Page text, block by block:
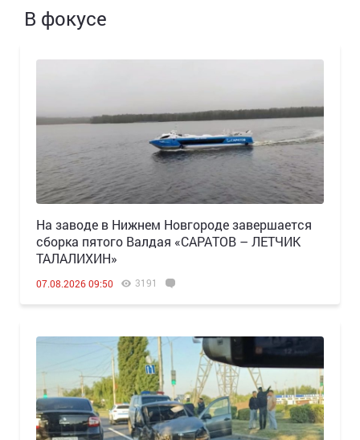
В фокусе
Н️а заводе в Нижнем Новгороде завершается
сборка пятого Валдая «САРАТОВ – ЛЕТЧИК
ТАЛАЛИХИН»
07.08.2026 09:50 3191